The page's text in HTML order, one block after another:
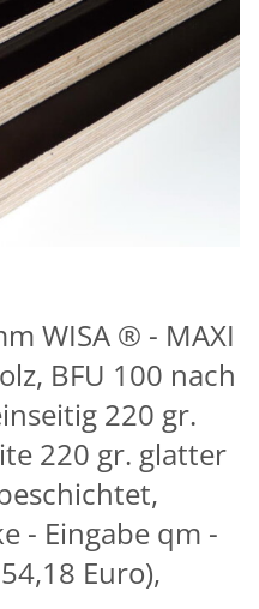
WISA ® - MAXI
BFU 100 nach
220 gr.
220 gr. glatter
- Eingabe qm -
Euro),